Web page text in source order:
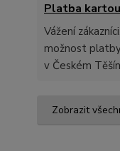
Platba
Vážení
možnost
v Českém
Zobrazit